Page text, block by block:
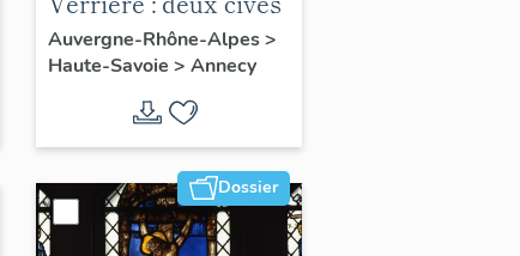
Auvergne-Rhône-Alpes>
Haute-Savoie > Annecy
Dossier